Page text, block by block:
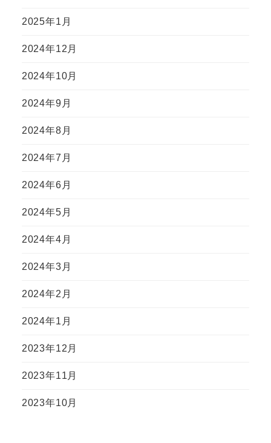
2025年1月
2024年12月
2024年10月
2024年9月
2024年8月
2024年7月
2024年6月
2024年5月
2024年4月
2024年3月
2024年2月
2024年1月
2023年12月
2023年11月
2023年10月